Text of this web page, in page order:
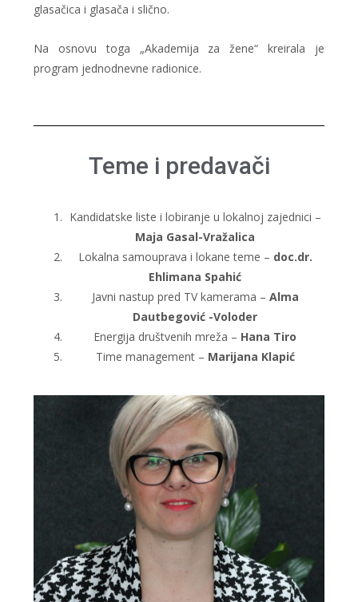
glasačica i glasača i slično.
Na osnovu toga „Akademija za žene“ kreirala je
program jednodnevne radionice.
Teme i predavači
Kandidatske liste i lobiranje u lokalnoj zajednici –
Maja Gasal-Vražalica
Lokalna samouprava i lokane teme – doc.dr.
Ehlimana Spahić
Javni nastup pred TV kamerama – Alma
Dautbegović -Voloder
Energija društvenih mreža – Hana Tiro
Time management – Marijana Klapić​